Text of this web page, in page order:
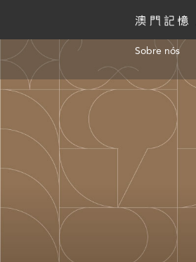
Sobre nós